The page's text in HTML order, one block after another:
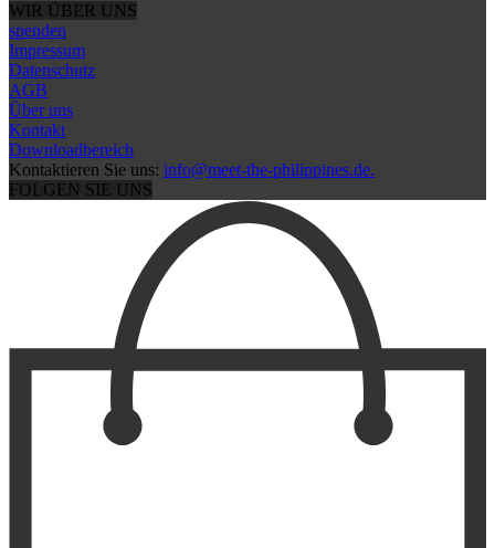
WIR ÜBER UNS
spenden
Impressum
Datenschutz
AGB
Über uns
Kontakt
Downloadbereich
Kontaktieren Sie uns: info@meet-the-philippines.de.
FOLGEN SIE UNS